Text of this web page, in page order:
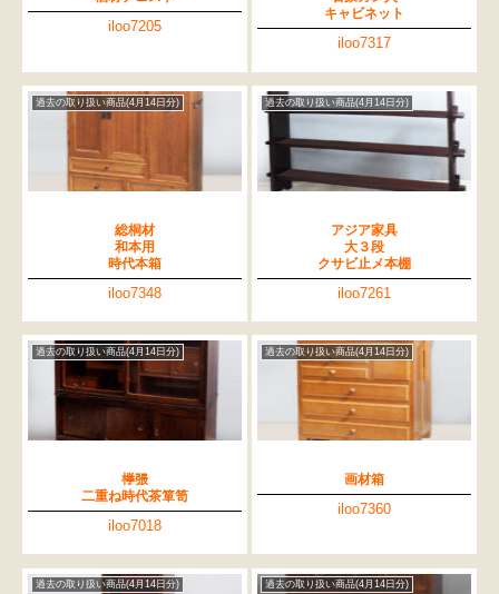
iloo7205
キャビネット
iloo7317
過去の取り扱い商品(4月14日分)
総桐材
和本用
時代本箱
iloo7348
過去の取り扱い商品(4月14日分)
アジア家具
大３段
クサビ止メ本棚
iloo7261
過去の取り扱い商品(4月14日分)
﨔張
二重ね時代茶箪笥
iloo7018
過去の取り扱い商品(4月14日分)
画材箱
iloo7360
過去の取り扱い商品(4月14日分) 過去の取り扱い商品(4月14日分)